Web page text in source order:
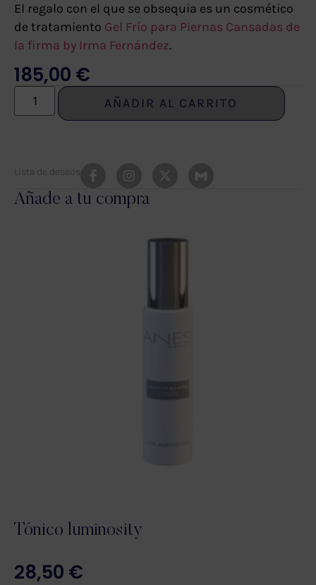
El regalo con el que se obsequia es un cosmético
de tratamiento Gel Frío para Piernas Cansadas de
la firma by Irma Fernández.
185,00 €
AÑADIR AL CARRITO
Lista de deseos
Añade a tu compra
Tónico luminosity
28,50 €